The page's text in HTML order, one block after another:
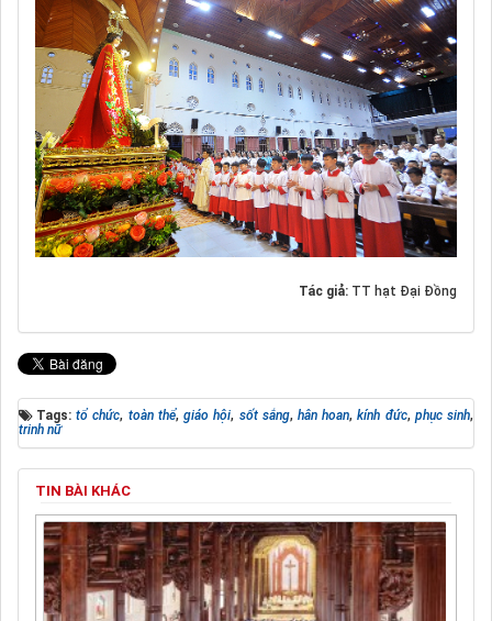
Tác giả: TT hạt Đại Đồng
Tags:tổ chức, toàn thể,giáo hội, sốt sắng, hân hoan,kính đức, phục sinh,
trinh nữ
TIN BÀI KHÁC